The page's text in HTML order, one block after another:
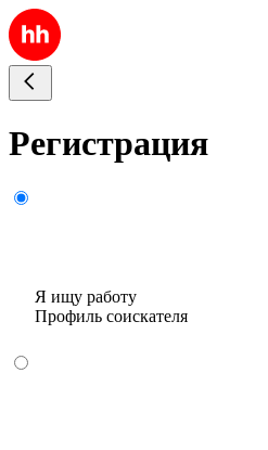
Регистрация
Я ищу работу
Профиль соискателя